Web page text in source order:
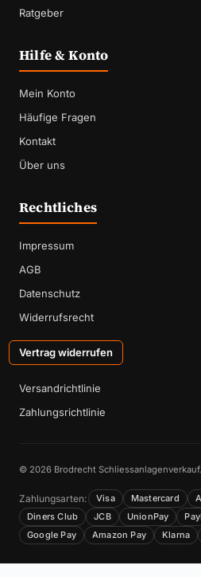
Ratgeber
Hilfe & Konto
Mein Konto
Häufige Fragen
Kontakt
Über uns
Rechtliches
Impressum
AGB
Datenschutz
Widerrufsrecht
Vertrag widerrufen
Versandrichtlinie
Zahlungsrichtlinie
© 2026 Brodrecht
Zahlungsarten: Visa Mastercard
Diners Club
JCB UnionPay
Google Pay
Amazon Pay Klarna